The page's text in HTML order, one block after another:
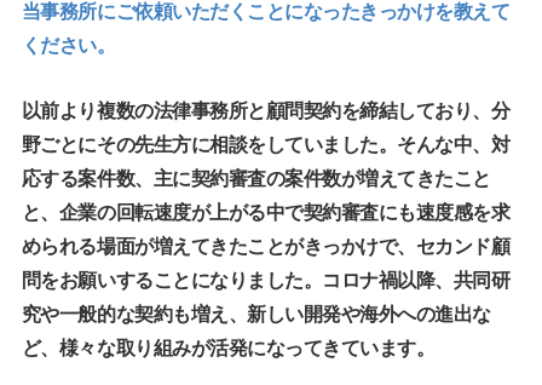
当事務所にご依頼いただくことになったきっかけを教えて
ください。
以前より複数の法律事務所と顧問契約を締結しており、分
野ごとにその先生方に相談をしていました。そんな中、対
応する案件数、主に契約審査の案件数が増えてきたこと
と、企業の回転速度が上がる中で契約審査にも速度感を求
められる場面が増えてきたことがきっかけで、セカンド顧
問をお願いすることになりました。コロナ禍以降、共同研
究や一般的な契約も増え、新しい開発や海外への進出な
ど、様々な取り組みが活発になってきています。